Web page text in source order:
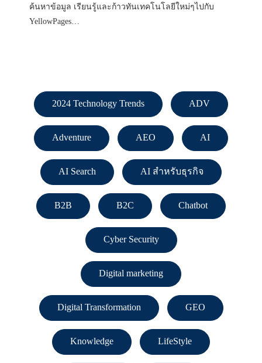
ค้นหาข้อมูล เรียนรู้และก้าวทันเทคโนโลยีใหม่ๆไปกับ
YellowPages…
2024 Technology Trends ADV
Adventure AEO AI
AI Search AI สำหรับธุรกิจ
B2B B2C Chatbot
Cyber Security
Digital marketing
Digital Transformation GEO
Knowledge LifeStyle